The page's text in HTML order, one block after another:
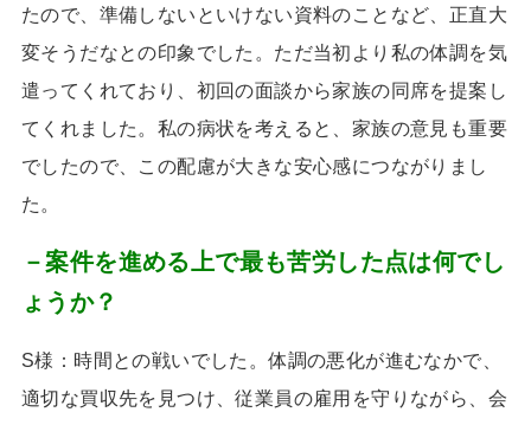
たので、準備しないといけない資料のことなど、正直大
変そうだなとの印象でした。ただ当初より私の体調を気
遣ってくれており、初回の面談から家族の同席を提案し
てくれました。私の病状を考えると、家族の意見も重要
でしたので、この配慮が大きな安心感につながりまし
た。
－案件を進める上で最も苦労した点は何でし
ょうか？
S様： 時間との戦いでした。体調の悪化が進むなかで、
適切な買収先を見つけ、従業員の雇用を守りながら、会